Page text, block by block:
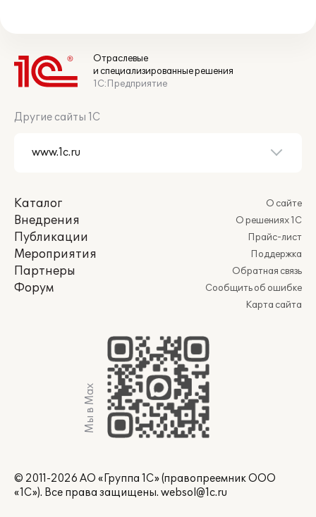
Отраслевые
и специализированные решения
1С:Предприятие
Другие сайты 1С
Каталог
Внедрения
Публикации
Мероприятия
Партнеры
Форум
О сайте
О решениях 1С
Прайс-лист
Поддержка
Обратная связь
Сообщить об ошибке
Карта сайта
Мы в Max
© 2011-2026 АО «Группа 1С» (правопреемник ООО
«1С»). Все права защищены. websol@1c.ru